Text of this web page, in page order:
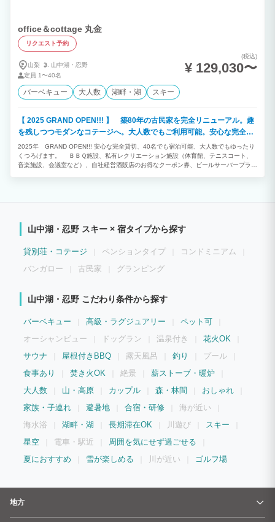
前…70％ 3～1日前…90％ 当日不泊…100％ 【若干名程度のキャンセルは柔軟に対応
いたします】
office＆cottage 丸金
リクエスト予約
山梨 山中湖・ 忍野
定員 1〜40名
(税込)
¥ 129,030〜
バーベキュー 大人数 湖畔・湖 スキー
【 2025 GRAND OPEN!!! 】 築80年の古民家を完全リニューアル。趣
を残しつつモダンなコテージへ。大人数でもご利用可能。安心な完全貸
切。
2025年 GRAND OPEN!!! 安心な完全貸切、40名でも宿泊可能、大人数でもゆったり
くつろげます。 ＢＢＱ施設、私有レクリエーション施設（体育館、テニスコート、
音楽施設、会議室など）、自社経営酒販店のお得なクーポン券、ビールサーバープラ
山中湖・忍野 スキー × 宿タイプから探す
貸別荘・コテージ ペンションタイプ
コンドミニアム
バンガロー
古民家 グランピング
山中湖・忍野 こだわり条件から探す
バーベキュー 高級・ラグジュアリー
ペット可
オーシャンビュー
ドッグラン 温泉付き
花火OK
サウナ
屋根付きBBQ 露天風呂 釣り
プール
食事あり
焚き火OK 絶景
薪ストーブ・暖炉
大人数
山・高原 カップル 森・林間
おしゃれ
家族・子連れ
避暑地 合宿・研修
海が近い
海水浴
湖畔・湖 長期滞在OK 川遊び
スキー
星空
電車・駅近
周囲を気にせず過ごせる
夏におすすめ
雪が楽しめる 川が近い ゴルフ場
地方